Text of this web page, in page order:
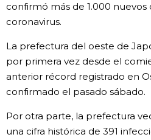
Guía de Japón
Vídeos e imágenes
En profundidad
Más
confirmó más de 1.000 nuevos
coronavirus.
La prefectura del oeste de
por primera vez desde el
anterior récord registrado en
confirmado el pasado sábado.
Por otra parte, la prefectura
una cifra histórica de 391